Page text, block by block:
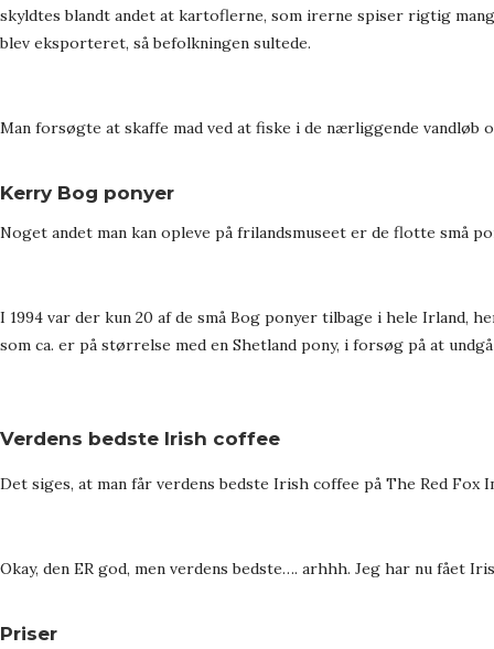
skyldtes blandt andet at kartoflerne, som irerne spiser rigtig
blev eksporteret, så befolkningen sultede.
Man forsøgte at skaffe mad ved at fiske i de nærliggende vandløb
Kerry Bog ponyer
Noget andet man kan opleve på frilandsmuseet er de flotte små
I 1994 var der kun 20 af de små Bog ponyer tilbage i hele Irland,
som ca. er på størrelse med en Shetland pony, i forsøg på at
Verdens bedste Irish coffee
Det siges, at man får verdens bedste Irish coffee på The Red Fox
Okay, den ER god, men verdens bedste…. arhhh. Jeg har nu fået
Priser